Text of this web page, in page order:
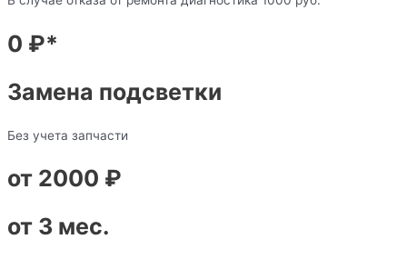
0 ₽*
Замена подсветки
Без учета запчасти
от 2000 ₽
от 3 мес.